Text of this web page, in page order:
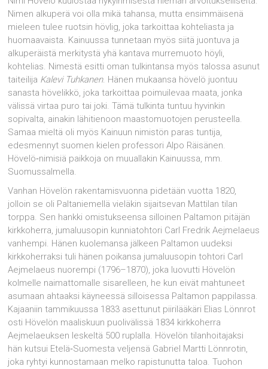
Nimen alkuperä voi olla mikä tahansa, mutta ensimmäisenä
mieleen tulee ruotsin hövlig, joka tarkoittaa kohteliasta ja
huomaavaista. Kainuussa tunnetaan myös siitä juontuva ja
alkuperäistä merkitystä yhä kantava murremuoto höyli,
kohtelias. Nimestä esitti oman tulkintansa myös talossa asunut
taiteilija Kalevi Tuhkanen. Hänen mukaansa hövelö juontuu
sanasta hövelikkö, joka tarkoittaa poimuilevaa maata, jonka
välissä virtaa puro tai joki. Tämä tulkinta tuntuu hyvinkin
sopivalta, ainakin lähitienoon maastomuotojen perusteella.
Samaa mieltä oli myös Kainuun nimistön paras tuntija,
edesmennyt suomen kielen professori Alpo Räisänen.
Hövelö‑nimisiä paikkoja on muuallakin Kainuussa, mm.
Suomussalmella.
Vanhan Hövelön rakentamisvuonna pidetään vuotta 1820,
jolloin se oli Paltaniemellä vieläkin sijaitsevan Mattilan tilan
torppa. Sen hankki omistukseensa silloinen Paltamon pitäjän
kirkkoherra, jumaluusopin kunniatohtori Carl Fredrik Aejmelaeus
vanhempi. Hänen kuolemansa jälkeen Paltamon uudeksi
kirkkoherraksi tuli hänen poikansa jumaluusopin tohtori Carl
Aejmelaeus nuorempi (1796–1870), joka luovutti Hövelön
kolmelle naimattomalle sisarelleen, he kun eivät mahtuneet
asumaan ahtaaksi käyneessä silloisessa Paltamon pappilassa.
Kajaaniin tammikuussa 1833 asettunut piirilääkäri Elias Lönnrot
osti Hövelön maaliskuun puolivälissä 1834 kirkkoherra
Aejmelaeuksen leskeltä 500 ruplalla. Hövelön tilanhoitajaksi
hän kutsui Etelä‑Suomesta veljensä Gabriel Martti Lönnrotin,
joka ryhtyi kunnostamaan melko rapistunutta taloa. Tuohon